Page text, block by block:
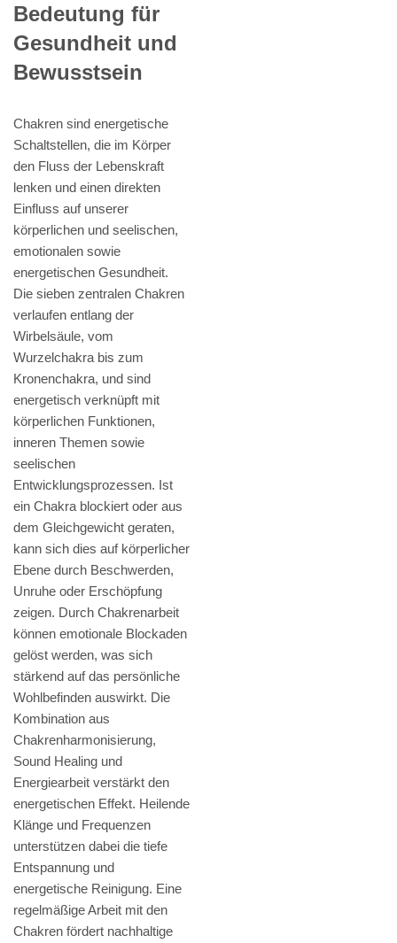
Bedeutung für
Gesundheit und
Bewusstsein
Chakren sind energetische
Schaltstellen, die im Körper
den Fluss der Lebenskraft
lenken und einen direkten
Einfluss auf unserer
körperlichen und seelischen,
emotionalen sowie
energetischen Gesundheit.
Die sieben zentralen Chakren
verlaufen entlang der
Wirbelsäule, vom
Wurzelchakra bis zum
Kronenchakra, und sind
energetisch verknüpft mit
körperlichen Funktionen,
inneren Themen sowie
seelischen
Entwicklungsprozessen. Ist
ein Chakra blockiert oder aus
dem Gleichgewicht geraten,
kann sich dies auf körperlicher
Ebene durch Beschwerden,
Unruhe oder Erschöpfung
zeigen. Durch Chakrenarbeit
können emotionale Blockaden
gelöst werden, was sich
stärkend auf das persönliche
Wohlbefinden auswirkt. Die
Kombination aus
Chakrenharmonisierung,
Sound Healing und
Energiearbeit verstärkt den
energetischen Effekt. Heilende
Klänge und Frequenzen
unterstützen dabei die tiefe
Entspannung und
energetische Reinigung. Eine
regelmäßige Arbeit mit den
Chakren fördert nachhaltige